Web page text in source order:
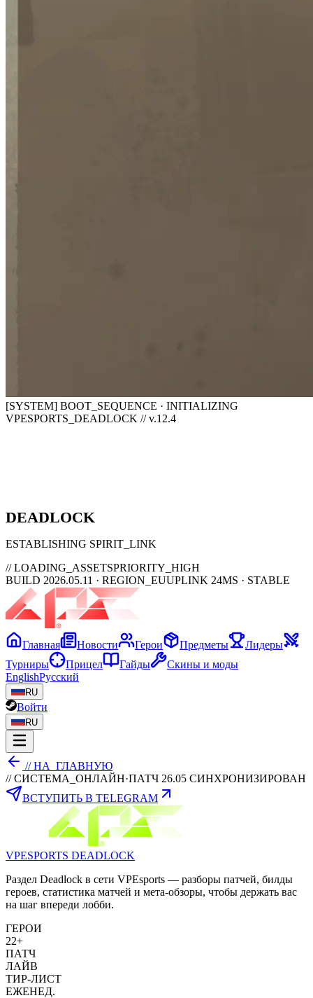
[SYSTEM] BOOT_SEQUENCE · INITIALIZING
VPESPORTS_DEADLOCK // v.12.4
DEADLOCK
ESTABLISHING SPIRIT_LINK
// LOADING_ASSETSPRIORITY_HIGH
BUILD 2026.05.11 · REGION_EUUPLINK 24MS · STABLE
Главная Новости Герои Предметы
Лидеры
Турниры
Прицел Гайды
Скины и моды
EnglishРусский
RU
Войти
RU
// НА_ГЛАВНУЮ
// СИСТЕМА_ОНЛАЙН·ПАТЧ 26.05 СИНХРОНИЗИРОВАН
ВСТУПИТЬ В TELEGRAM
VPESPORTS DEADLOCK
Раздел Deadlock в сети VPEsports — разборы патчей, билды
героев, статистика матчей и мета-обзоры, чтобы держать вас
на шаг впереди лобби.
ГЕРОИ
22+
ПАТЧ
ЛАЙВ
ТИР-ЛИСТ
ЕЖЕНЕД.